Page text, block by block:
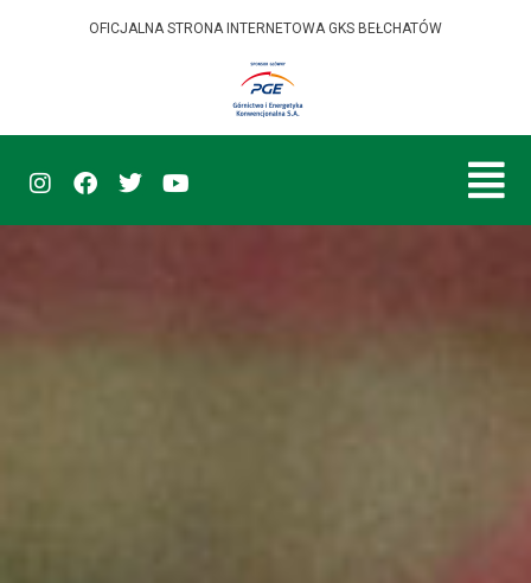
OFICJALNA STRONA INTERNETOWA GKS BEŁCHATÓW